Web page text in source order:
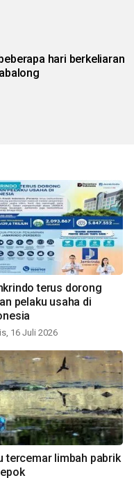
hari berkeliaran
terus dorong
pelaku usaha di
16 Juli 2026
tercemar limbah pabrik